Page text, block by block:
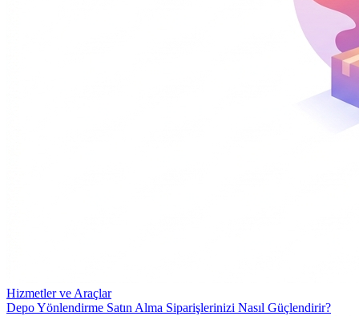
Hizmetler ve Araçlar
Depo Yönlendirme Satın Alma Siparişlerinizi Nasıl Güçlendirir?